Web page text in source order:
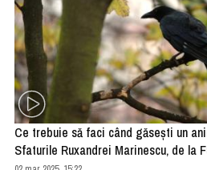
Ce trebuie să faci când găsești un
Sfaturile Ruxandrei Marinescu, de la